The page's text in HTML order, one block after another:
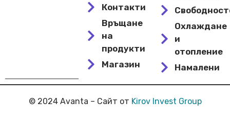
Контакти
Връщане
на
продукти
Магазин
Охлаждане
и
отопление
Намалени
© 2024 Avanta – Сайт от Kirov Invest Group